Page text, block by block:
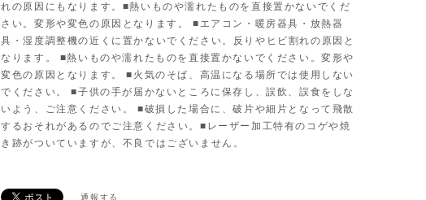
れの原因にもなります。■熱いものや濡れたものを直接置かないでくだ
さい。変形や変色の原因となります。 ■エアコン・暖房器具・放熱器
具・湿度調整機の近くに置かないでください。反りやヒビ割れの原因と
なります。 ■熱いものや濡れたものを直接置かないでください。変形や
変色の原因となります。 ■火気のそば、高温になる場所では使用しない
でください。 ■子供の手が届かないところに保存し、誤飲、誤食をしな
いよう、ご注意ください。 ■破損した場合に、破片や細片となって飛散
するおそれがあるのでご注意ください。■レーザー加工特有のコゲや焼
き跡がついていますが、不良ではございません。
通報する